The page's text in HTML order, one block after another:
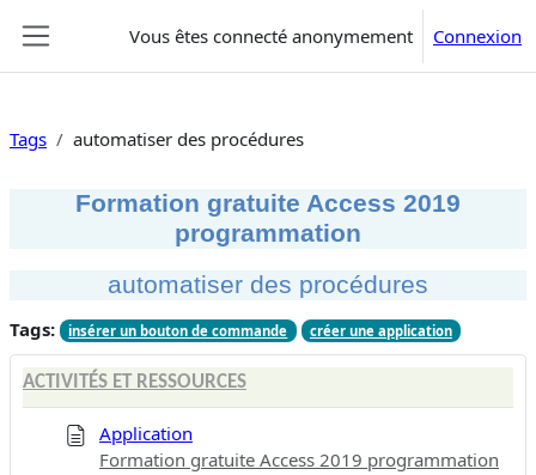
Vous êtes connecté anonymement Connexion
Tags automatiser des procédures
Formation gratuite Access 2019
programmation
automatiser des procédures
Tags: insérer un bouton de commande créer une application
ACTIVITÉS ET RESSOURCES
Application
Formation gratuite Access 2019 programmation